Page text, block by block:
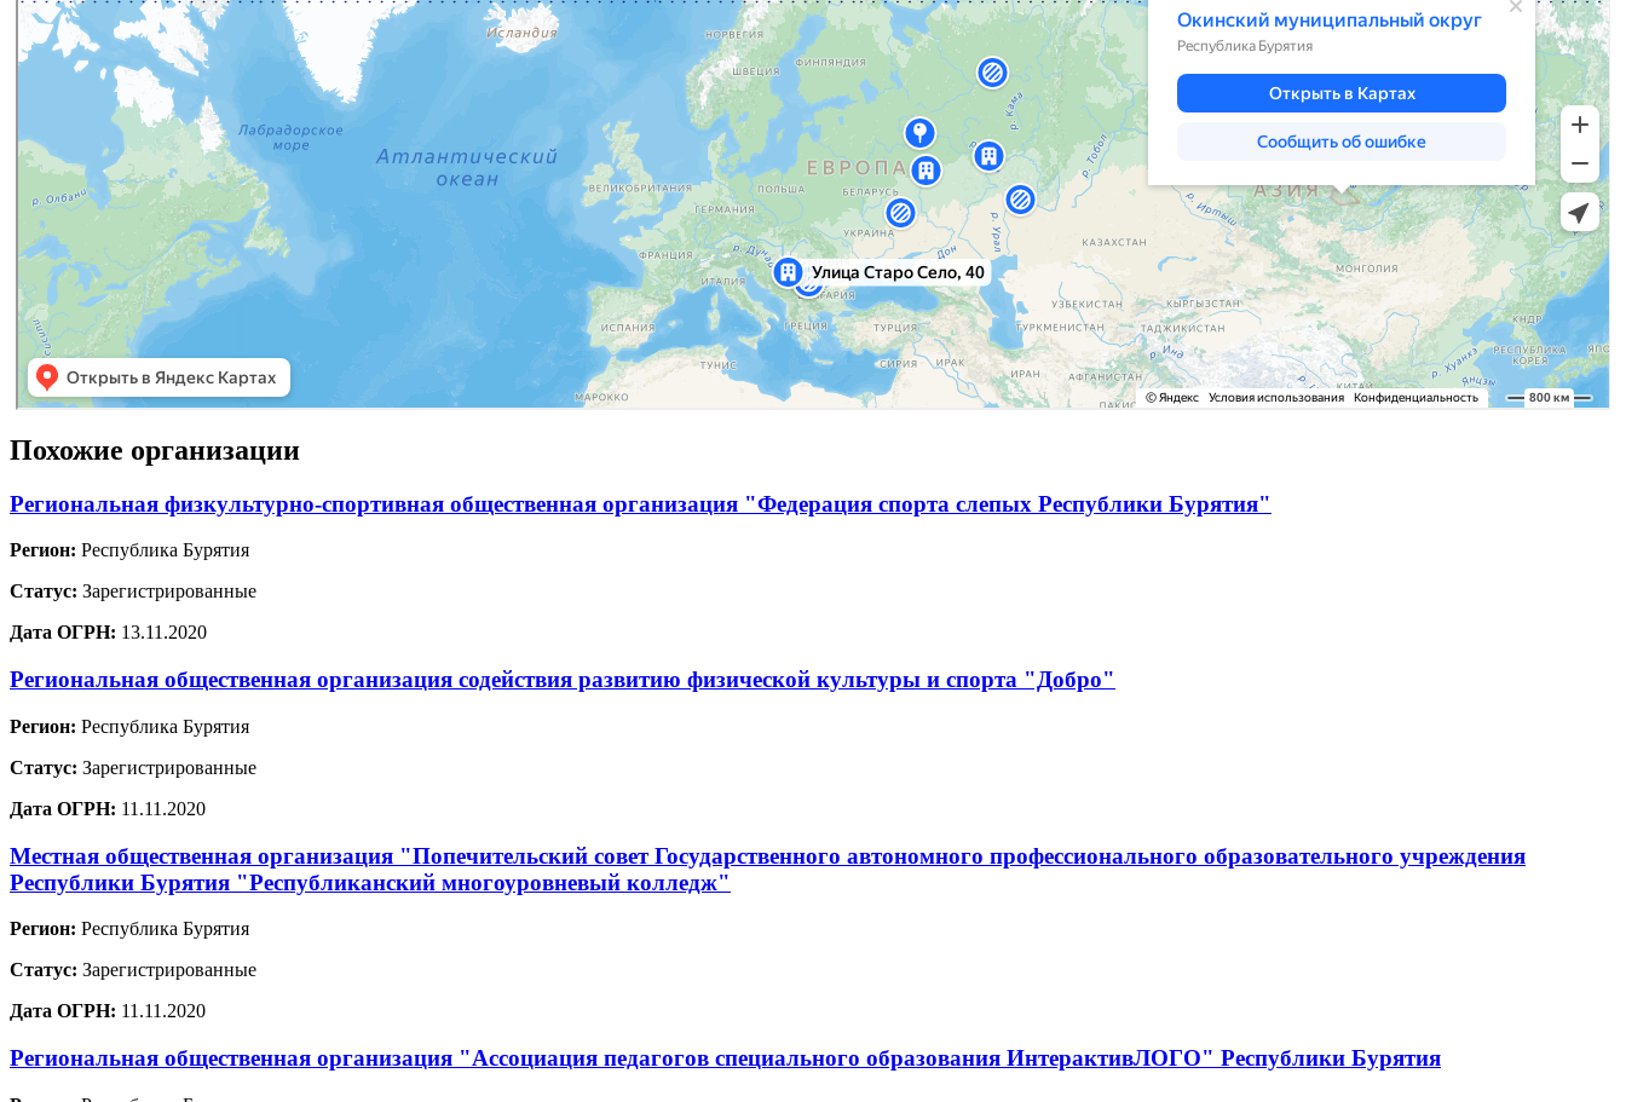
Похожие организации
Региональная физкультурно-спортивная общественная организация "Федерация спорта слепых Республики Бурятия"
Регион: Республика Бурятия
Статус: Зарегистрированные
Дата ОГРН: 13.11.2020
Региональная общественная организация содействия развитию физической культуры и спорта "Добро"
Регион: Республика Бурятия
Статус: Зарегистрированные
Дата ОГРН: 11.11.2020
Местная общественная организация "Попечительский совет Государственного автономного профессионального образовательного учреждения
Республики Бурятия "Республиканский многоуровневый колледж"
Регион: Республика Бурятия
Статус: Зарегистрированные
Дата ОГРН: 11.11.2020
Региональная общественная организация "Ассоциация педагогов специального образования ИнтерактивЛОГО" Республики Бурятия